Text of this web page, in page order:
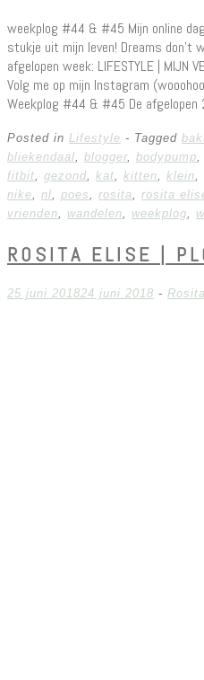
weekplog #44 & #45 Mijn online
stukje uit mijn leven! Dreams don’t
afgelopen week: LIFESTYLE | MIJN
Volg me op mijn Instagram
Weekplog #44 & #45 De afgelopen
Posted in Lifestyle - Tagged
bliekendaal, blogger, bodypump,
fitbit, gezond, kat, kitten, klein,
nike, nl, poes, rosita, rosita
vrienden, wandelen, weekplog,
ROSITA ELISE |
25 juni 201824 juni 2018 -